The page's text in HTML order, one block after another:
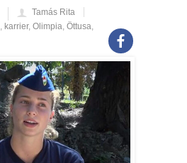
Tamás Rita
, karrier, Olimpia, Öttusa,